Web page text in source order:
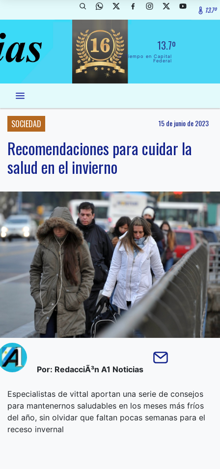
13.7º
13.7º
El Tiempo en Capital
Federal
SOCIEDAD 15 de junio de 2023
Recomendaciones para cuidar la
salud en el invierno
Por: RedacciÃ³n A1 Noticias
Especialistas de vittal aportan una serie de consejos
para mantenernos saludables en los meses más fríos
del año, sin olvidar que faltan pocas semanas para el
receso invernal